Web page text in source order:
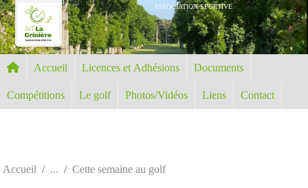
ASSOCIATION SPORTIVE
Accueil Licences et Adhésions Documents
Compétitions Le golf Photos/Vidéos Liens Contact
Accueil Cette semaine au golf
Panneau de gestion des cookies